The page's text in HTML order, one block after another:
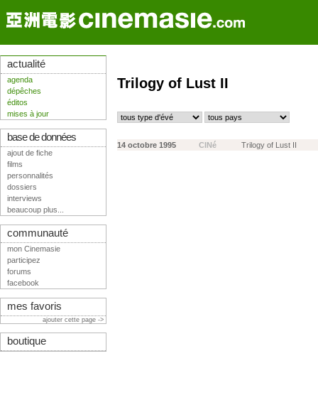
Trilogy of Lust II
14 octobre 1995 CINé Trilogy of Lust II
actualité
agenda
dépêches
éditos
mises à jour
base de données
ajout de fiche
films
personnalités
dossiers
interviews
beaucoup plus...
communauté
mon Cinemasie
participez
forums
facebook
mes favoris
ajouter cette page ->
boutique